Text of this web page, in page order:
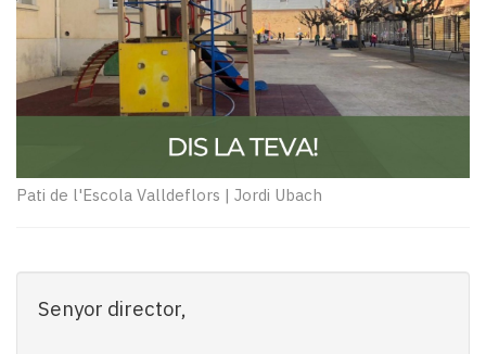
Reportatges
Entrevistes
Enquestes
A
escena!
la
teva!
newsletter
del
Pallars
Pati de l'Escola Valldeflors | Jordi Ubach
Senyor director,